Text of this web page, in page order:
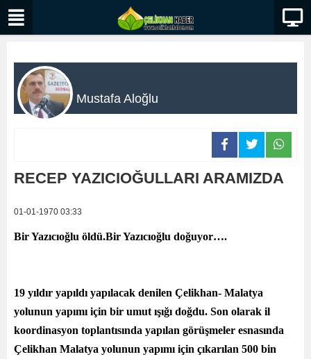
Mustafa Aloğlu
RECEP YAZICIOĞULLARI ARAMIZDA
01-01-1970 03:33
Bir Yazıcıoğlu öldü.Bir Yazıcıoğlu doğuyor….
19 yıldır yapıldı yapılacak denilen Çelikhan- Malatya
yolunun yapımı için bir umut ışığı doğdu. Son olarak il
koordinasyon toplantısında yapılan görüşmeler esnasında
Çelikhan Malatya yolunun yapımı için çıkarılan 500 bin